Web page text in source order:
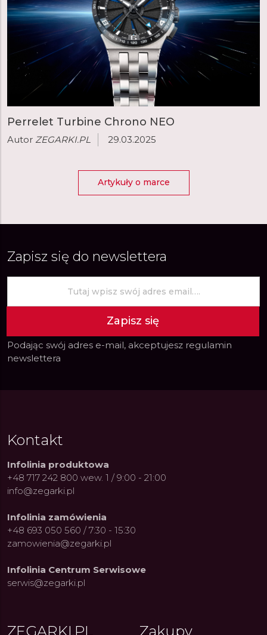
Perrelet Turbine Chrono NEO
Autor ZEGARKI.PL 29.03.2025
Artykuły o marce
Zapisz się do newslettera
Zapisz się
Podając swój adres e-mail, akceptujesz regulamin
newslettera
Kontakt
Infolinia produktowa
+48 717 242 800 wew. 1 / 9:00 - 21:00
info@zegarki.pl
Infolinia zamówienia
+48 693 050 560 / 7:30 - 15:30
zamowienia@zegarki.pl
Infolinia Centrum Serwisowe
serwis@zegarki.pl
ZEGARKI.PL Zakupy